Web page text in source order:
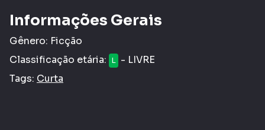
Informações Gerais
Gênero: Ficção
Classificação etária:
L - LIVRE
Tags: Curta